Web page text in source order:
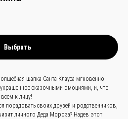
Выбрать
шапка Санта Клауса мгновенно
украшенное сказочными эмоциями, и, что
к лицу!
порадовать своих друзей и родственников,
личного Деда Мороза? Надев этот